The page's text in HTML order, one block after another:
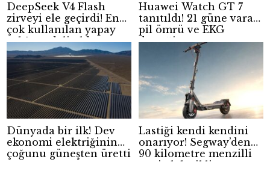
DeepSeek V4 Flash
zirveyi ele geçirdi! En
çok kullanılan yapay
zekâ modeli oldu
Huawei Watch GT 7
tanıtıldı! 21 güne varan
pil ömrü ve EKG
desteği
Dünyada bir ilk! Dev
ekonomi elektriğinin
çoğunu güneşten üretti
Lastiği kendi kendini
onarıyor! Segway’den
90 kilometre menzilli
yeni elektrikli scooter